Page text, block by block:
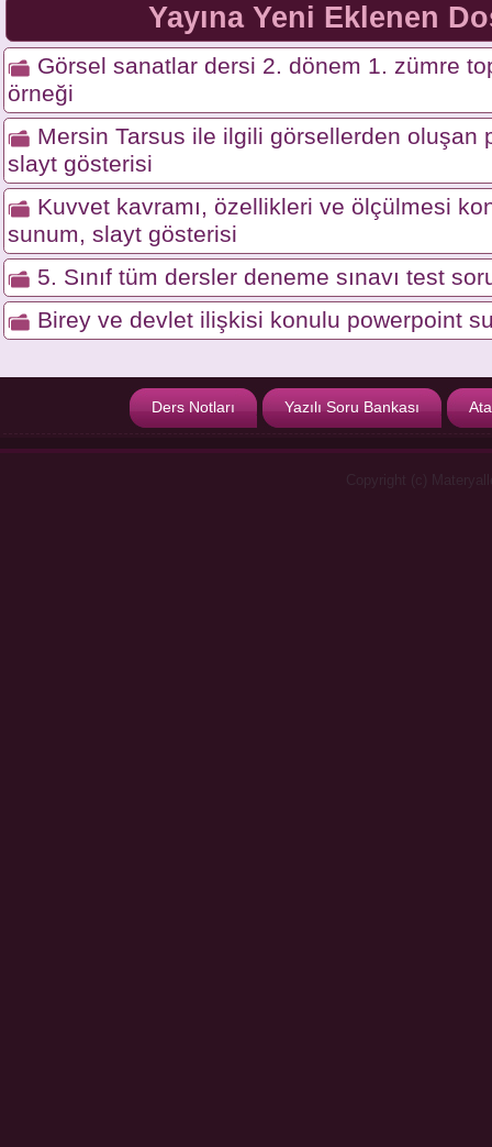
Yayına Yeni Eklenen
Görsel sanatlar dersi 2. dönem 1. zümre
örneği
Mersin Tarsus ile ilgili görsellerden oluşan
slayt gösterisi
Kuvvet kavramı, özellikleri ve ölçülmesi
sunum, slayt gösterisi
5. Sınıf tüm dersler deneme sınavı test
Birey ve devlet ilişkisi konulu powerpoint
Ders Notları Yazılı Soru Bankası